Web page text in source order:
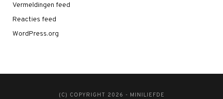
Vermeldingen feed
Reacties feed
WordPress.org
(C) COPYRIGHT 2026 - MINILIEFDE